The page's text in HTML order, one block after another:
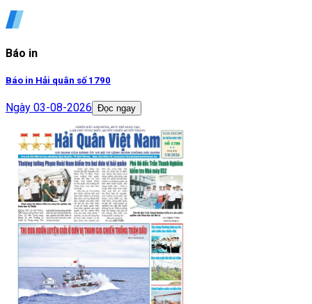
Báo in
Báo in Hải quân số 1790
Ngày 03-08-2026 Đọc ngay